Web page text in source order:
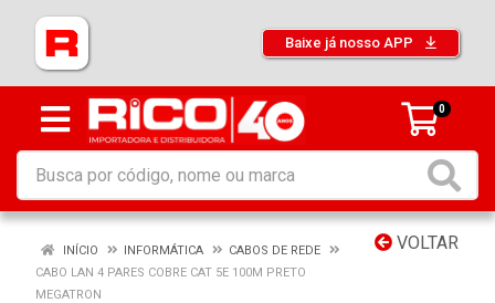
Baixe já nosso APP
0
VOLTAR
INÍCIO INFORMÁTICA
CABOS DE REDE
CABO LAN 4 PARES COBRE CAT 5E 100M PRETO
MEGATRON